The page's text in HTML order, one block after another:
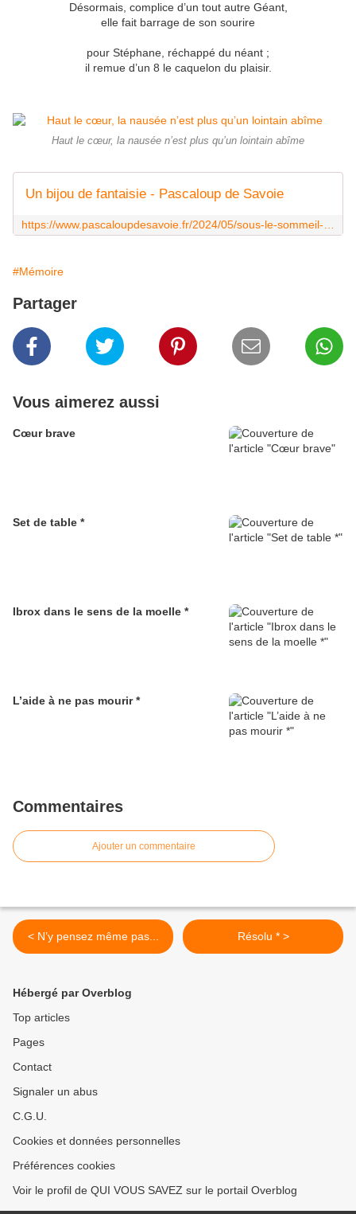
Désormais, complice d’un tout autre Géant,
elle fait barrage de son sourire
pour Stéphane, réchappé du néant ;
il remue d’un 8 le caquelon du plaisir.
Haut le cœur, la nausée n’est plus qu’un lointain abîme
Un bijou de fantaisie - Pascaloup de Savoie
#Mémoire
Partager
Vous aimerez aussi
Cœur brave
Set de table *
Ibrox dans le sens de la moelle *
L’aide à ne pas mourir *
Commentaires
Ajouter un commentaire
< N’y pensez même pas... Résolu * >
Hébergé par Overblog
Top articles
Pages
Contact
Signaler un abus
C.G.U.
Cookies et données personnelles
Préférences cookies
Voir le profil de QUI VOUS SAVEZ sur le portail Overblog